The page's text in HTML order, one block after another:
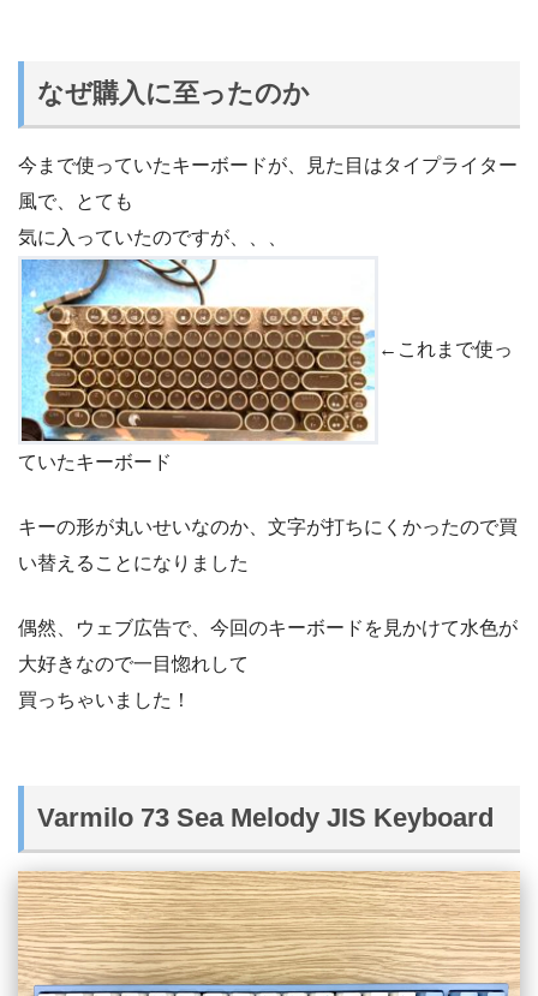
なぜ購入に至ったのか
今まで使っていたキーボードが、見た目はタイプライター
風で、とても
気に入っていたのですが、、、
←これまで使っ
ていたキーボード
キーの形が丸いせいなのか、文字が打ちにくかったので買
い替えることになりました
偶然、ウェブ広告で、今回のキーボードを見かけて水色が
大好きなので一目惚れして
買っちゃいました！
Varmilo 73 Sea Melody JIS Keyboard